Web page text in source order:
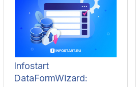
Infostart
DataFormWizard: